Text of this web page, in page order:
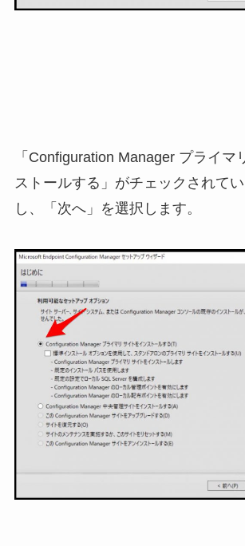
「Configuration Manager プライマ
ストールする」がチェックされて
し、「次へ」を選択します。